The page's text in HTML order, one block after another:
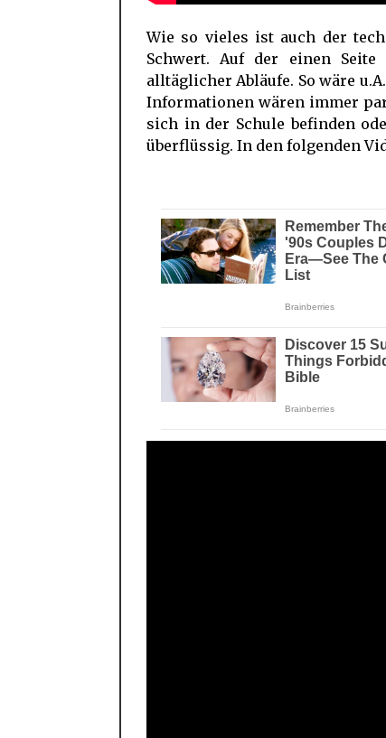
Wie so vieles ist auch der
Schwert. Auf der einen
alltäglicher Abläufe. So wäre
Informationen wären immer
sich in der Schule befinden
überflüssig. In den folgenden